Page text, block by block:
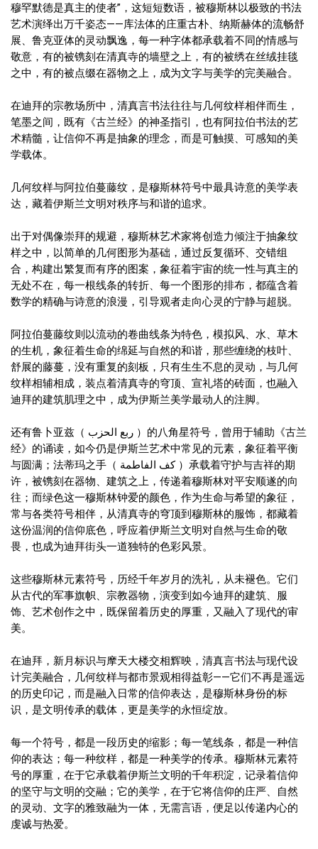
穆罕默德是真主的使者”，这短短数语，被穆斯林以极致的书法
艺术演绎出万千姿态——库法体的庄重古朴、纳斯赫体的流畅舒
展、鲁克亚体的灵动飘逸，每一种字体都承载着不同的情感与
敬意，有的被镌刻在清真寺的墙壁之上，有的被绣在丝绒挂毯
之中，有的被点缀在器物之上，成为文字与美学的完美融合。
在迪拜的宗教场所中，清真言书法往往与几何纹样相伴而生，
笔墨之间，既有《古兰经》的神圣指引，也有阿拉伯书法的艺
术精髓，让信仰不再是抽象的理念，而是可触摸、可感知的美
学载体。
几何纹样与阿拉伯蔓藤纹，是穆斯林符号中最具诗意的美学表
达，藏着伊斯兰文明对秩序与和谐的追求。
出于对偶像崇拜的规避，穆斯林艺术家将创造力倾注于抽象纹
样之中，以简单的几何图形为基础，通过反复循环、交错组
合，构建出繁复而有序的图案，象征着宇宙的统一性与真主的
无处不在，每一根线条的转折、每一个图形的排布，都蕴含着
数学的精确与诗意的浪漫，引导观者走向心灵的宁静与超脱。
阿拉伯蔓藤纹则以流动的卷曲线条为特色，模拟风、水、草木
的生机，象征着生命的绵延与自然的和谐，那些缠绕的枝叶、
舒展的藤蔓，没有重复的刻板，只有生生不息的灵动，与几何
纹样相辅相成，装点着清真寺的穹顶、宣礼塔的砖面，也融入
迪拜的建筑肌理之中，成为伊斯兰美学最动人的注脚。
还有鲁卜亚兹（ ربع الحزب ）的八角星符号，曾用于辅助《古兰
经》的诵读，如今仍是伊斯兰艺术中常见的元素，象征着平衡
与圆满；法蒂玛之手（ كف الفاطمة ）承载着守护与吉祥的期
许，被镌刻在器物、建筑之上，传递着穆斯林对平安顺遂的向
往；而绿色这一穆斯林钟爱的颜色，作为生命与希望的象征，
常与各类符号相伴，从清真寺的穹顶到穆斯林的服饰，都藏着
这份温润的信仰底色，呼应着伊斯兰文明对自然与生命的敬
畏，也成为迪拜街头一道独特的色彩风景。
这些穆斯林元素符号，历经千年岁月的洗礼，从未褪色。它们
从古代的军事旗帜、宗教器物，演变到如今迪拜的建筑、服
饰、艺术创作之中，既保留着历史的厚重，又融入了现代的审
美。
在迪拜，新月标识与摩天大楼交相辉映，清真言书法与现代设
计完美融合，几何纹样与都市景观相得益彰——它们不再是遥远
的历史印记，而是融入日常的信仰表达，是穆斯林身份的标
识，是文明传承的载体，更是美学的永恒绽放。
每一个符号，都是一段历史的缩影；每一笔线条，都是一种信
仰的表达；每一种纹样，都是一种美学的传承。穆斯林元素符
号的厚重，在于它承载着伊斯兰文明的千年积淀，记录着信仰
的坚守与文明的交融；它的美学，在于它将信仰的庄严、自然
的灵动、文字的雅致融为一体，无需言语，便足以传递内心的
虔诚与热爱。